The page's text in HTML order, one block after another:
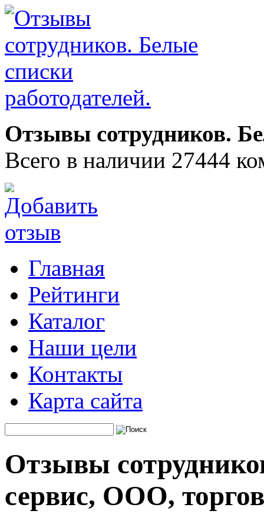
Отзывы сотрудников.
Всего в наличии 27444
Главная
Рейтинги
Каталог
Наши цели
Контакты
Карта сайта
Отзывы
сервис, ООО,